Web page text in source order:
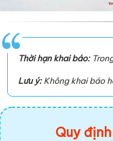
Thời hạn khai báo:
Lưu ý:Không khai báo
Quy